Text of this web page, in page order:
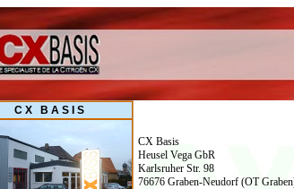
C X B A S I S
CX Basis
Heusel Vega GbR
Karlsruher Str. 98
76676 Graben-Neudorf (OT